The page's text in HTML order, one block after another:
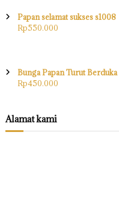
Papan selamat sukses s1008
Rp550.000
Bunga Papan Turut
Rp450.000
Alamat kami